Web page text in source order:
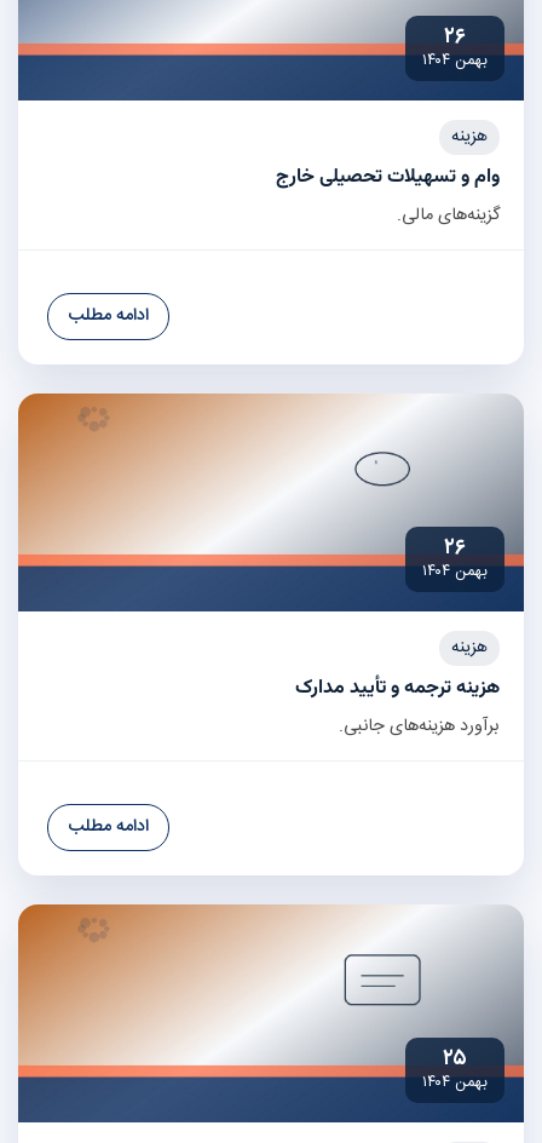
۲۶
بهمن ۱۴۰۴
هزینه
وام و تسهیلات تحصیلی خارج
گزینه‌های مالی.
ادامه مطلب
۲۶
بهمن ۱۴۰۴
هزینه
هزینه ترجمه و تأیید مدارک
برآورد هزینه‌های جانبی.
ادامه مطلب
۲۵
بهمن ۱۴۰۴